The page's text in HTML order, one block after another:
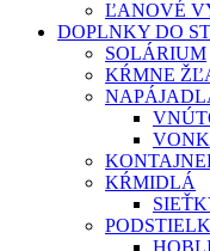
ĽANOVÉ
DOPLNKY DO
SOLÁRIUM
KŔMNE
KŔMIDLÁ